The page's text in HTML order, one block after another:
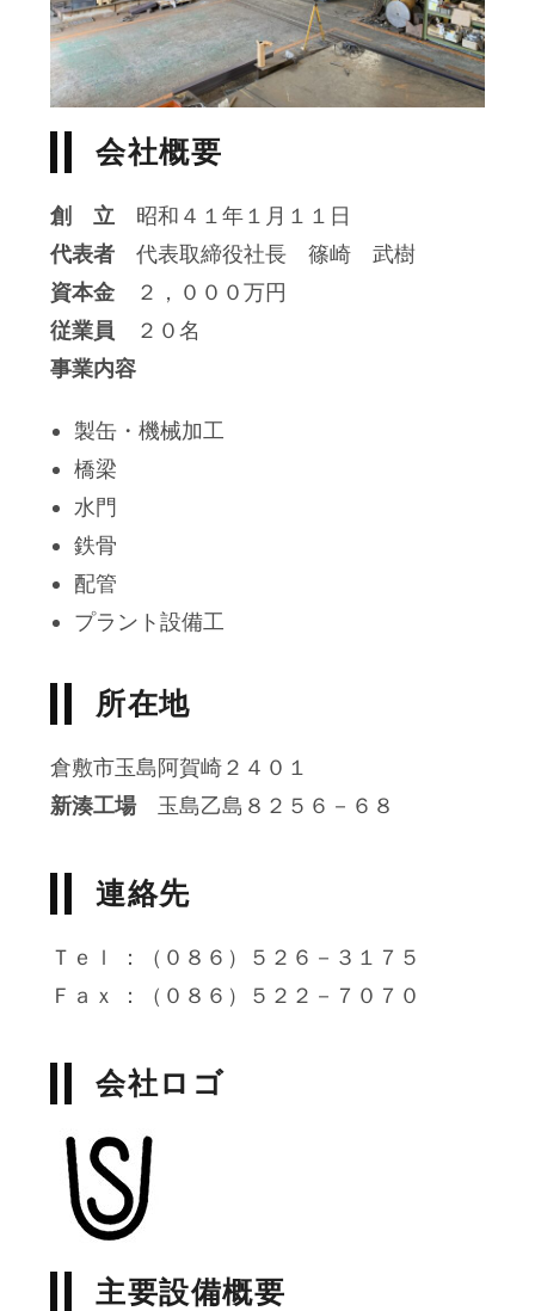
会社概要
創 立 昭和４１年１月１１日
代表者 代表取締役社長 篠崎 武樹
資本金 ２，０００万円
従業員 ２０名
事業内容
製缶・機械加工
橋梁
水門
鉄骨
配管
プラント設備工
所在地
倉敷市玉島阿賀崎２４０１
新湊工場玉島乙島８２５６－６８
連絡先
Ｔｅｌ ：（０８６）５２６－３１７５
Ｆａｘ ：（０８６）５２２－７０７０
会社ロゴ
主要設備概要